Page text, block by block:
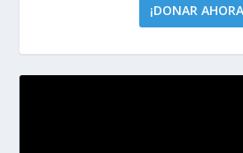
¡DONAR